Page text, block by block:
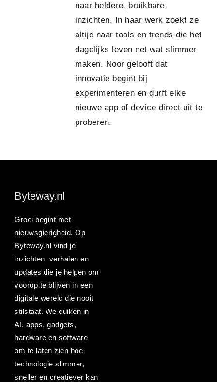
naar heldere, bruikbare
inzichten. In haar werk zoekt ze
altijd naar tools en trends die het
dagelijks leven net wat slimmer
maken. Noor gelooft dat
innovatie begint bij
experimenteren en durft elke
nieuwe app of device direct uit te
proberen.
Byteway.nl
Groei begint met
nieuwsgierigheid. Op
Byteway.nl vind je
inzichten, verhalen en
updates die je helpen om
voorop te blijven in een
digitale wereld die nooit
stilstaat. We duiken in
AI, apps, gadgets,
hardware en software
om te laten zien hoe
technologie slimmer,
sneller en creatiever kan